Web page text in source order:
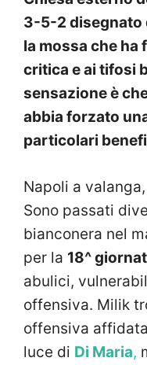
3-5-2 disegnato
la mossa che ha
critica e ai tifosi
sensazione è
abbia forzato
particolari
Napoli a
Sono passati
bianconera nel
per la 18^
abulici,
offensiva. Milik
offensiva
luce di Di Maria,